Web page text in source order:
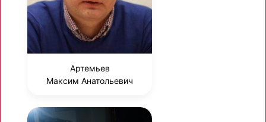
Артемьев
Максим Анатольевич